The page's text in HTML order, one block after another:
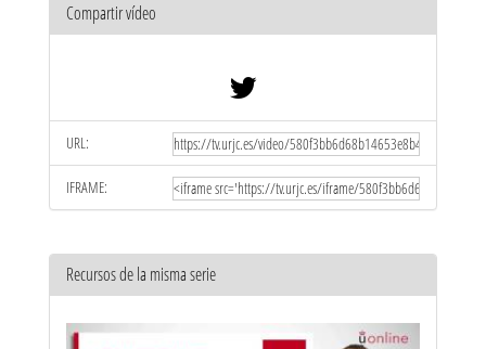
Compartir vídeo
URL:
IFRAME:
Recursos de la misma serie